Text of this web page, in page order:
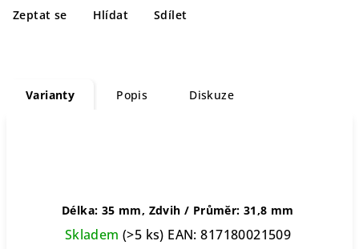
Zeptat se Hlídat Sdílet
Varianty Popis Diskuze
Délka: 35 mm, Zdvih / Průměr: 31,8 mm
Skladem(>5 ks) EAN: 817180021509